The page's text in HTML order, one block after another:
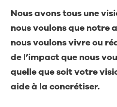
Nous avons tous une
nous voulons que notre
nous voulons vivre ou
de l’impact que nous
quelle que soit votre
aide à la concrétiser.